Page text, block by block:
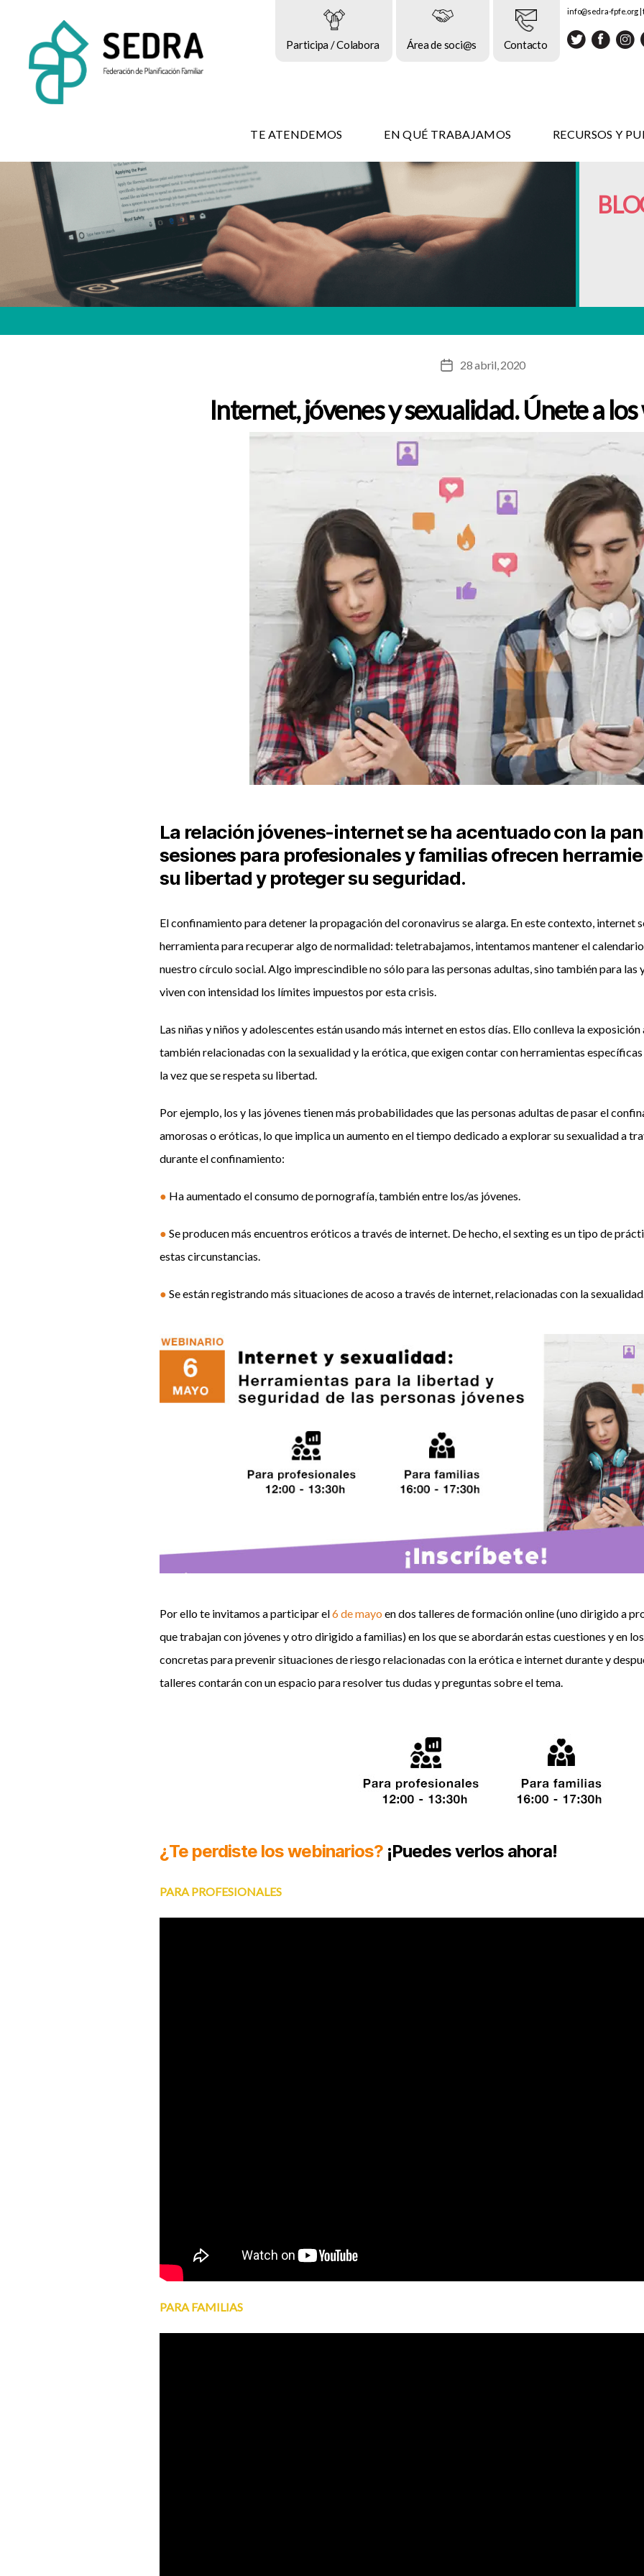
de
Planificación
Familiar
Participa / Colabora Área de soci@s Contacto
info@sedra-fpfe.org|
TE ATENDEMOS EN QUÉ TRABAJAMOS RECURSOS Y
Fecha
entrada
28 abril, 2020
Internet, jóvenes y sexualidad. Únete a
La relación jóvenes-internet se ha acentuado con la
sesiones para profesionales y familias ofrecen
su libertad y proteger su seguridad.
El confinamiento para detener la propagación del coronavirus se alarga. En este contexto, internet
herramienta para recuperar algo de normalidad: teletrabajamos, intentamos mantener el
nuestro círculo social. Algo imprescindible no sólo para las personas adultas, sino también para las
viven con intensidad los límites impuestos por esta crisis.
Las niñas y niños y adolescentes están usando más internet en estos días. Ello conlleva la
también relacionadas con la sexualidad y la erótica, que exigen contar con herramientas
la vez que se respeta su libertad.
Por ejemplo, los y las jóvenes tienen más probabilidades que las personas adultas de pasar el
amorosas o eróticas, lo que implica un aumento en el tiempo dedicado a explorar su sexualidad a
durante el confinamiento:
● Ha aumentado el consumo de pornografía, también entre los/as jóvenes.
● Se producen más encuentros eróticos a través de internet. De hecho, el sexting es un tipo de
estas circunstancias.
● Se están registrando más situaciones de acoso a través de internet, relacionadas con la
Por ello te invitamos a participar el6 de mayo en dos talleres de formación online (uno dirigido a
que trabajan con jóvenes y otro dirigido a familias) en los que se abordarán estas cuestiones y en
concretas para prevenir situaciones de riesgo relacionadas con la erótica e internet durante y
talleres contarán con un espacio para resolver tus dudas y preguntas sobre el tema.
¿Te perdiste los webinarios? ¡Puedes verlos ahora!
PARA PROFESIONALES
PARA FAMILIAS